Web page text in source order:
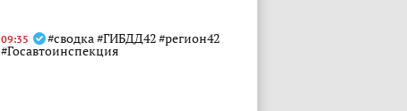
09:35 #сводка #ГИБДД42 #регион42
#Госавтоинспекция